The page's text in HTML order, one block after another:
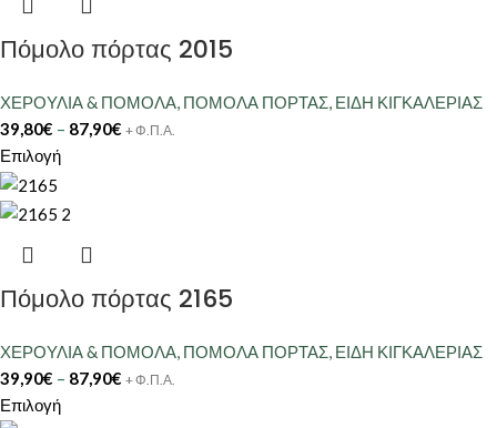
Πόμολο πόρτας 2015
ΧΕΡΟΥΛΙΑ & ΠΟΜΟΛΑ, ΠΟΜΟΛΑ ΠΟΡΤΑΣ, ΕΙΔΗ ΚΙΓΚΑΛΕΡΙΑΣ
39,80€ – 87,90€ + Φ.Π.Α.
Επιλογή
Πόμολο πόρτας 2165
ΧΕΡΟΥΛΙΑ & ΠΟΜΟΛΑ, ΠΟΜΟΛΑ ΠΟΡΤΑΣ, ΕΙΔΗ ΚΙΓΚΑΛΕΡΙΑΣ
39,90€ – 87,90€ + Φ.Π.Α.
Επιλογή